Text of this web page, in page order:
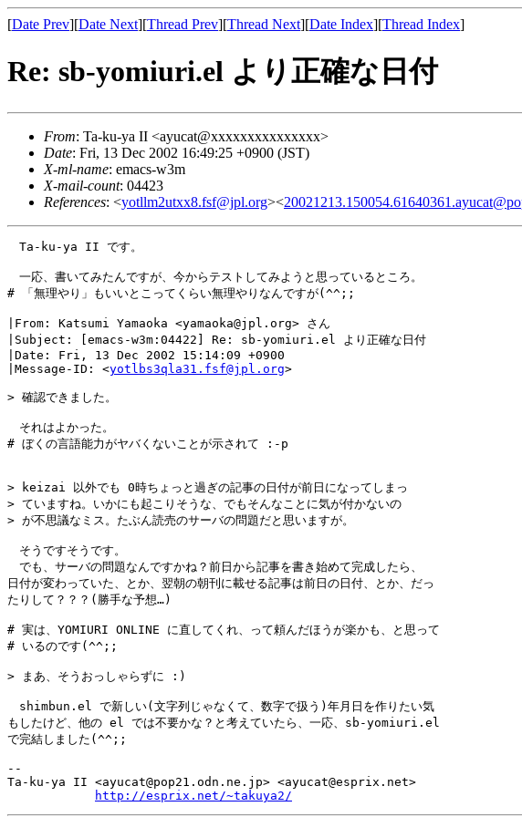
[Date Prev][Date Next][Thread Prev][Thread Next][Date Index][Thread Index]
Re: sb-yomiuri.el より正確な日付
From: Ta-ku-ya II <ayucat@xxxxxxxxxxxxxxx>
Date: Fri, 13 Dec 2002 16:49:25 +0900 (JST)
X-ml-name: emacs-w3m
X-mail-count: 04423
References: <yotllm2utxx8.fsf@jpl.org><
Ta-ku-ya II です。
一応、書いてみたんですが、今からテストしてみようと思っているところ。
# 「無理やり」もいいとこってくらい無理やりなんですが(^^;;
|From: Katsumi Yamaoka <yamaoka@jpl.org> さん
|Subject: [emacs-w3m:04422] Re: sb-yomiuri.el より正確な日付
|Date: Fri, 13 Dec 2002 15:14:09 +0900
|Message-ID: <yotlbs3qla31.fsf@jpl.org>
> 確認できました。
それはよかった。
# ぼくの言語能力がヤバくないことが示されて :-p
> keizai 以外でも 0時ちょっと過ぎの記事の日付が前日になってしまっ
> ていますね。いかにも起こりそうな、でもそんなことに気が付かないの
> が不思議なミス。たぶん読売のサーバの問題だと思いますが。
そうですそうです。
でも、サーバの問題なんですかね？前日から記事を書き始めて完成したら、
日付が変わっていた、とか、翌朝の朝刊に載せる記事は前日の日付、とか、だっ
たりして？？？(勝手な予想…)
# 実は、YOMIURI ONLINE に直してくれ、って頼んだほうが楽かも、と思って
# いるのです(^^;;
> まあ、そうおっしゃらずに :)
shimbun.el で新しい(文字列じゃなくて、数字で扱う)年月日を作りたい気
もしたけど、他の el では不要かな？と考えていたら、一応、sb-yomiuri.el
で完結しました(^^;;
--
Ta-ku-ya II <ayucat@pop21.odn.ne.jp> <ayucat@esprix.net>
http://esprix.net/~takuya2/